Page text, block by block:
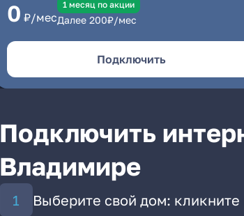
0 ₽/мес
1 месяц по акции
Далее 200₽/мес
Подключить
Подключить
Владимире
Выберите свой дом: